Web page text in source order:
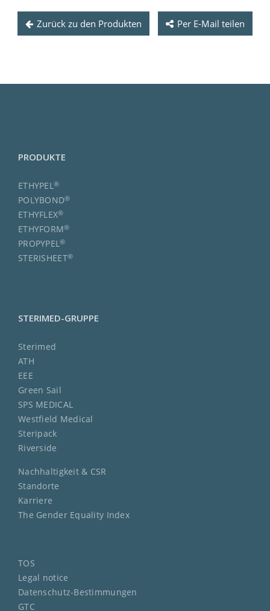
Zurück zu den Produkten Per E-Mail teilen
PRODUKTE
ETHYPEL®
POLYBOND®
ETHYFLEX®
ETHYFORM®
PROPYPEL®
STERISHEET®
STERIMED-GRUPPE
Sterimed
ATH
EEE
Green Sail
SPS MEDICAL
Westfield Medical
Steripack
Riverside
Nachhaltigkeit & CSR
Standorte
Karriere
The Gender Equality Index
TOS
Legal notice
Datenschutz-Bestimmungen
GTC